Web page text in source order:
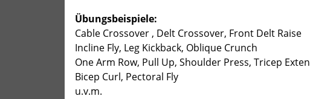
Übungsbeispiele:
Cable Crossover , Delt Crossover, Front Delt Raise
Incline Fly, Leg Kickback, Oblique Crunch
One Arm Row, Pull Up, Shoulder Press, Tricep
Bicep Curl, Pectoral Fly
u.v.m.